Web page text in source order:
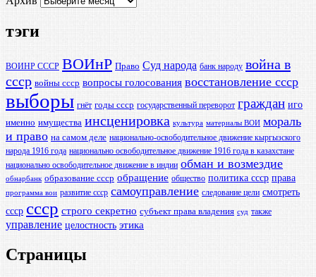
тэги
ВОИНР СССР ВОИнР Право Суд народа банк народу война в
ссср войны ссср вопросы голосования восстановление ссср
выборы гнёт годы ссср государственный переворот граждан иго
именно имущества инсценировка культура материалы ВОИ мораль
и право на самом деле национально-освободительное движение кыргызского
народа 1916 года национально освободительное движение 1916 года в казахстане
национально освободительное движение в индии обман и возмездие
обнарбанк образование ссср обращение общество политика ссср права
программа вои развитие ссср самоуправление следование цели смотреть
ссср ссср строго секретно субъект права владения суд также
управление целостность этика
Страницы